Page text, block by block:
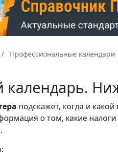
Профессиональные календари
подскажет, когда и
о том, какие
: